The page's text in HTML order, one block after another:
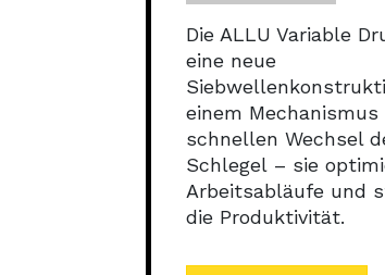
Die ALLU Variable
eine neue
einem Mechanismus
schnellen Wechsel
Schlegel – sie
Arbeitsabläufe und
die Produktivität.